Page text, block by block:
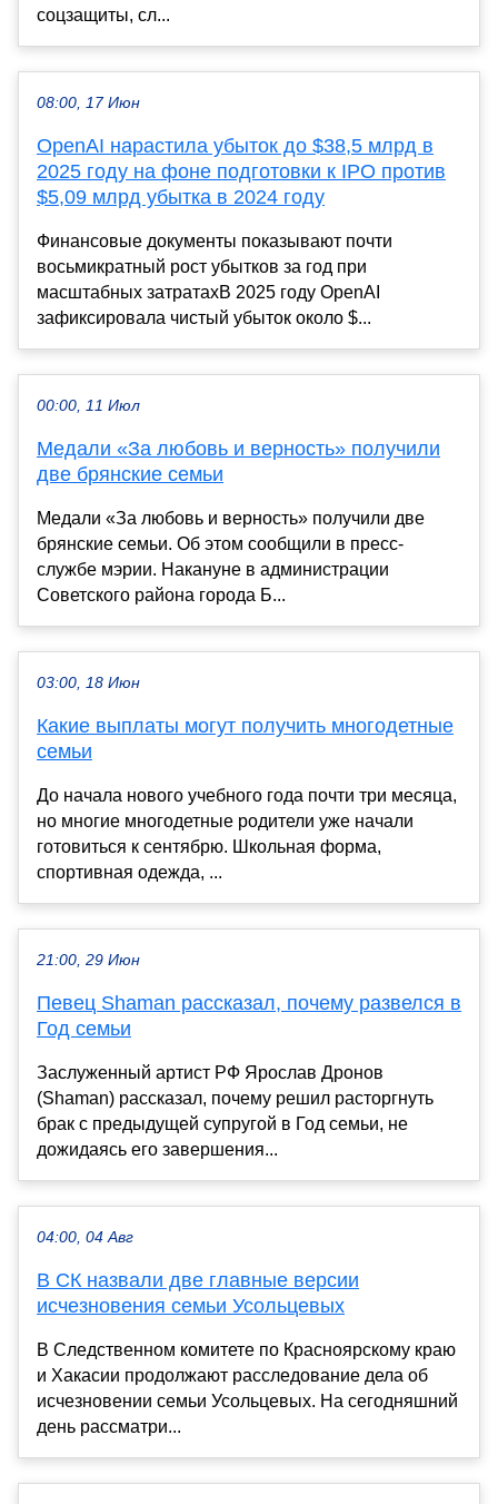
соцзащиты, сл...
08:00, 17 Июн
OpenAI нарастила убыток до $38,5 млрд в
2025 году на фоне подготовки к IPO против
$5,09 млрд убытка в 2024 году
Финансовые документы показывают почти
восьмикратный рост убытков за год при
масштабных затратахВ 2025 году OpenAI
зафиксировала чистый убыток около $...
00:00, 11 Июл
Медали «За любовь и верность» получили
две брянские семьи
Медали «За любовь и верность» получили две
брянские семьи. Об этом сообщили в пресс-
службе мэрии. Накануне в администрации
Советского района города Б...
03:00, 18 Июн
Какие выплаты могут получить многодетные
семьи
До начала нового учебного года почти три месяца,
но многие многодетные родители уже начали
готовиться к сентябрю. Школьная форма,
спортивная одежда, ...
21:00, 29 Июн
Певец Shaman рассказал, почему развелся в
Год семьи
Заслуженный артист РФ Ярослав Дронов
(Shaman) рассказал, почему решил расторгнуть
брак с предыдущей супругой в Год семьи, не
дожидаясь его завершения...
04:00, 04 Авг
В СК назвали две главные версии
исчезновения семьи Усольцевых
В Следственном комитете по Красноярскому краю
и Хакасии продолжают расследование дела об
исчезновении семьи Усольцевых. На сегодняшний
день рассматри...